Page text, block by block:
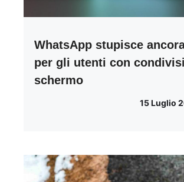
WhatsApp stupisce
per gli utenti con
schermo
15 Luglio